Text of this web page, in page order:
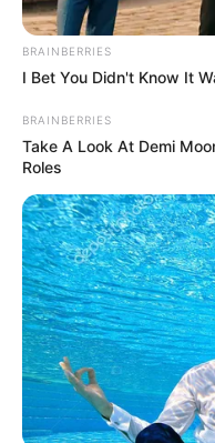
BRAINBERRIES
I Bet You Didn't Know It
BRAINBERRIES
Take A Look At Demi
Roles